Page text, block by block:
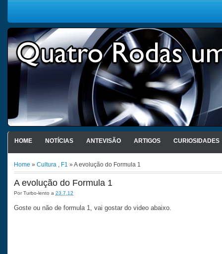
HOME NOTÍCIAS ANTEVISÃO ARTIGOS CURIOSIDADES
Home » Cultura , F1 » A evolução do Formula 1
A evolução do Formula 1
PorTurbo-lento a 23.7.12
Goste ou não de formula 1, vai gostar do video abaixo.